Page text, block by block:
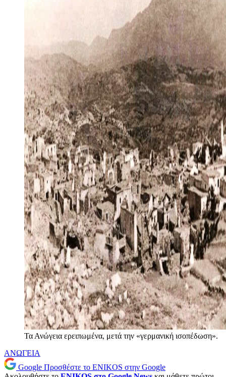
Τα Ανώγεια ερειπωμένα, μετά την «γερμανική ισοπέδωση».
ΑΝΩΓΕΙΑ
Google Προσθέστε το ENIKOS στην Google